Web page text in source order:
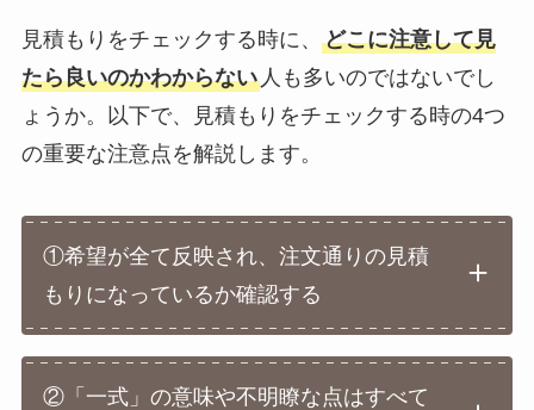
見積もりをチェックする時に、 どこに注意して見
たら良いのかわからない人も多いのではないでし
ょうか。以下で、見積もりをチェックする時の4つ
の重要な注意点を解説します。
①希望が全て反映され、注文通りの見積
もりになっているか確認する
②「一式」の意味や不明瞭な点はすべて